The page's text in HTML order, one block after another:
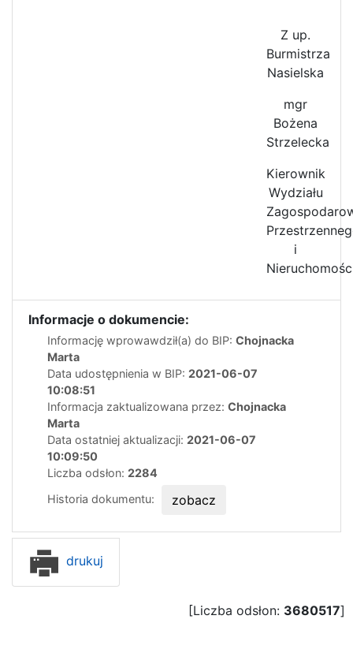
Z up.
Burmistrza
Nasielska
mgr
Bożena
Strzelecka
Kierownik
Wydziału
i
Informacje o dokumencie:
Informację wprowawdził(a) do BIP: Chojnacka
Marta
Data udostępnienia w BIP: 2021-06-07
10:08:51
Informacja zaktualizowana przez: Chojnacka
Marta
Data ostatniej aktualizacji: 2021-06-07
10:09:50
Liczba odsłon: 2284
Historia dokumentu:
zobacz
drukuj
[Liczba odsłon: 3680517]